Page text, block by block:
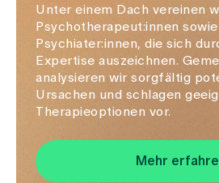
Unter einem Dach vereinen
Psychotherapeut:innen sowie
Psychiater:innen, die sich
Expertise auszeichnen.
analysieren wir sorgfältig
Ursachen und schlagen
Therapieoptionen vor.
Mehr